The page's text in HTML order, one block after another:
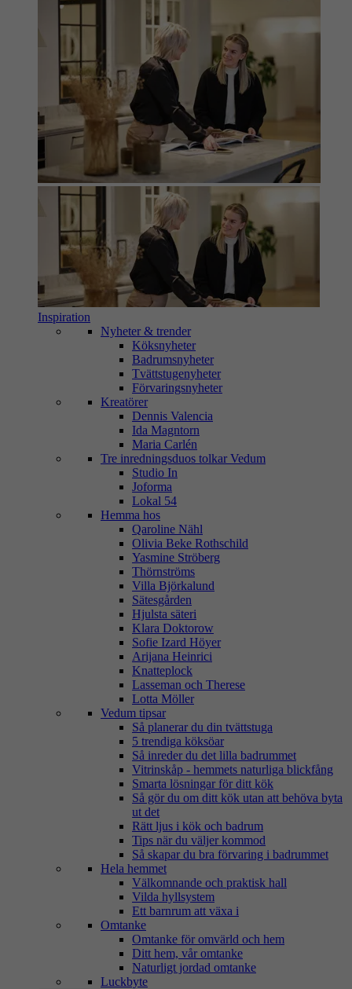
Inspiration
Nyheter & trender
Köksnyheter
Badrumsnyheter
Tvättstugenyheter
Förvaringsnyheter
Kreatörer
Dennis Valencia
Ida Magntorn
Maria Carlén
Tre inredningsduos tolkar Vedum
Studio In
Joforma
Lokal 54
Hemma hos
Qaroline Nähl
Olivia Beke Rothschild
Yasmine Ströberg
Thörnströms
Villa Björkalund
Sätesgården
Hjulsta säteri
Klara Doktorow
Sofie Izard Höyer
Arijana Heinrici
Knatteplock
Lasseman och Therese
Lotta Möller
Vedum tipsar
Så planerar du din tvättstuga
5 trendiga köksöar
Så inreder du det lilla badrummet
Vitrinskåp - hemmets naturliga blickfång
Smarta lösningar för ditt kök
Så gör du om ditt kök utan att behöva byta
ut det
Rätt ljus i kök och badrum
Tips när du väljer kommod
Så skapar du bra förvaring i badrummet
Hela hemmet
Välkomnande och praktisk hall
Vilda hyllsystem
Ett barnrum att växa i
Omtanke
Omtanke för omvärld och hem
Ditt hem, vår omtanke
Naturligt jordad omtanke
Luckbyte